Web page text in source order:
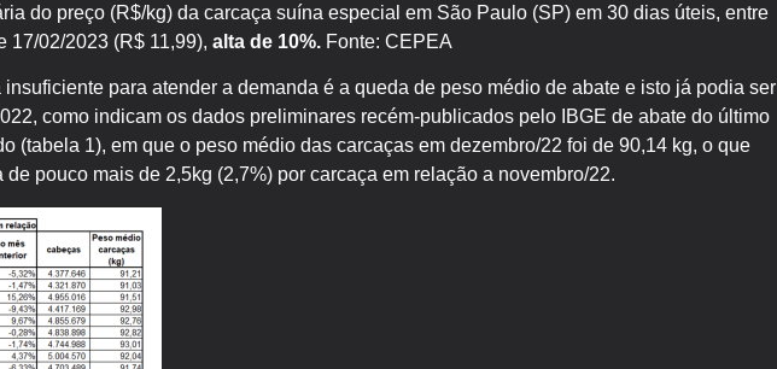
do preço (R$/kg) da carcaça suína especial em São Paulo (SP) em 30 dias úteis, entre
17/02/2023 (R$ 11,99), alta de 10%. Fonte: CEPEA
para atender a demanda é a queda de peso médio de abate e isto já podia ser
como indicam os dados preliminares recém-publicados pelo IBGE de abate do último
(tabela 1), em que o peso médio das carcaças em dezembro/22 foi de 90,14 kg, o que
de pouco mais de 2,5kg (2,7%) por carcaça em relação a novembro/22.